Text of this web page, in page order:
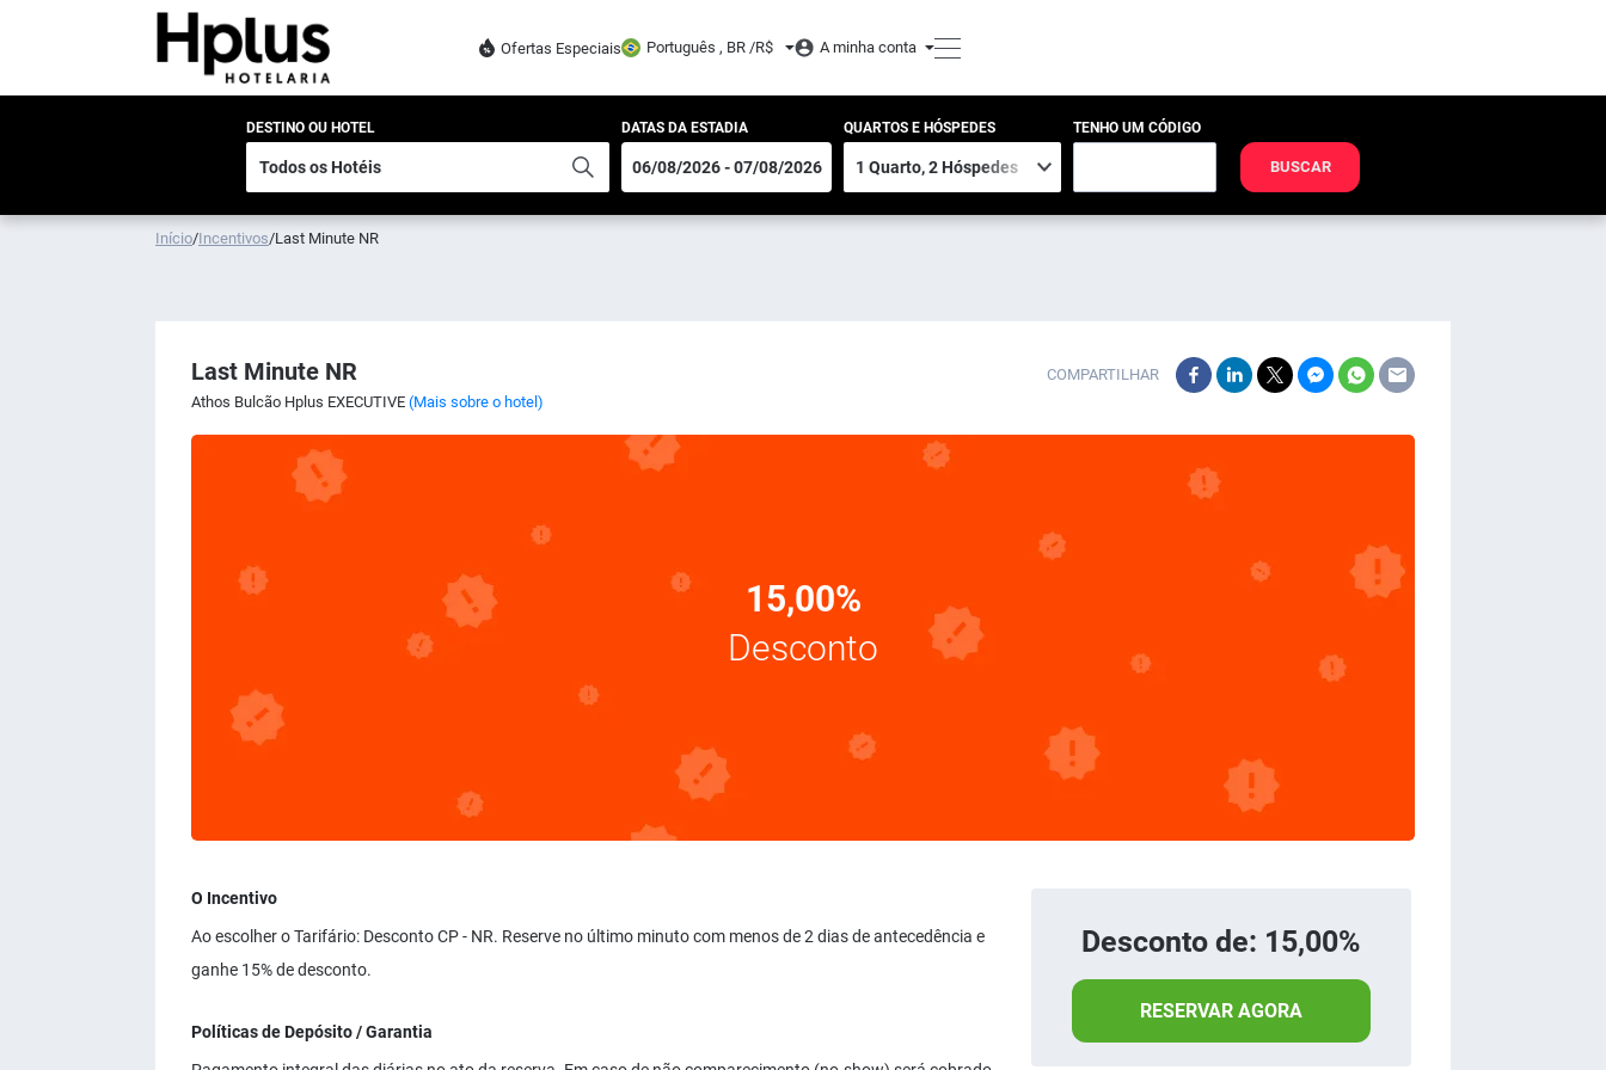
Ofertas Especiais Português , BR /R$ A minha conta
DESTINO OU HOTEL DATAS DA ESTADIA QUARTOS E HÓSPEDES TENHO UM CÓDIGO
BUSCAR
Início/Incentivos/Last Minute NR
Last Minute NR
Athos Bulcão Hplus EXECUTIVE (Mais sobre o hotel)
COMPARTILHAR
15,00%
Desconto
O Incentivo
Ao escolher o Tarifário: Desconto CP - NR. Reserve no último minuto com menos de 2 dias de antecedência e
ganhe 15% de desconto.
Políticas de Depósito / Garantia
Desconto de: 15,00%
RESERVAR AGORA